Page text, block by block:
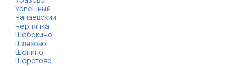
Успешный
Чапаевский
Чернянка
Шебекино
Шляхово
Шопино
Шорстово